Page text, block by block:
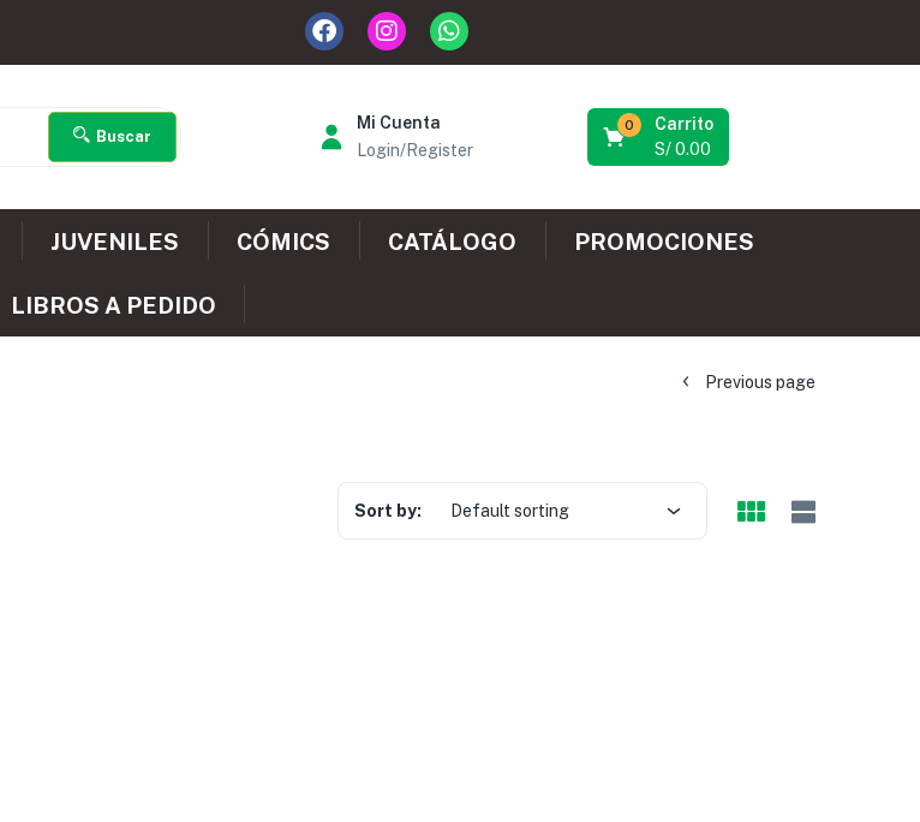
Buscar
Mi Cuenta
Login/Register
Carrito
0
S/0.00
JUVENILES CÓMICS CATÁLOGO PROMOCIONES
LIBROS A PEDIDO
Previous page
Sort by: Default sorting